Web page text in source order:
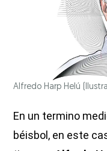
Alfredo Harp Helú
En un termino
béisbol, en este